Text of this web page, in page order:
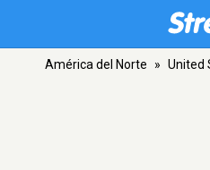
América del Norte » United